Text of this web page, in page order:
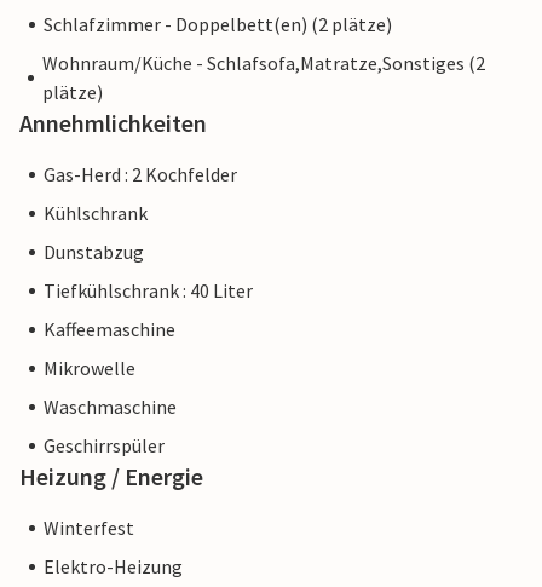
Schlafzimmer - Doppelbett(en) (2 plätze)
Wohnraum/Küche - Schlafsofa,Matratze,Sonstiges (2
plätze)
Annehmlichkeiten
Gas-Herd : 2 Kochfelder
Kühlschrank
Dunstabzug
Tiefkühlschrank : 40 Liter
Kaffeemaschine
Mikrowelle
Waschmaschine
Geschirrspüler
Heizung / Energie
Winterfest
Elektro-Heizung